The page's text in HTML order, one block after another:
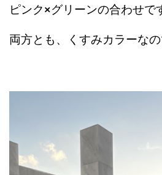
ピンク×グリーンの合わせで
両方とも、くすみカラーなの